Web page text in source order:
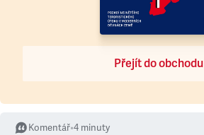
Přejít do obchodu
Komentář•4 minuty